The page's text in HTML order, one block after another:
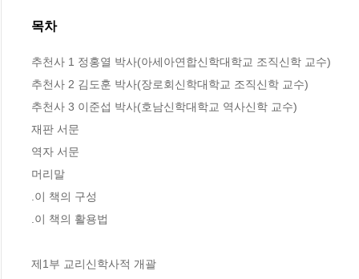
목차
추천사 1 정홍열 박사(아세아연합신학대학교 조직신학 교수)
추천사 2 김도훈 박사(장로회신학대학교 조직신학 교수)
추천사 3 이준섭 박사(호남신학대학교 역사신학 교수)
재판 서문
역자 서문
머리말
.이 책의 구성
.이 책의 활용법
제1부 교리신학사적 개괄